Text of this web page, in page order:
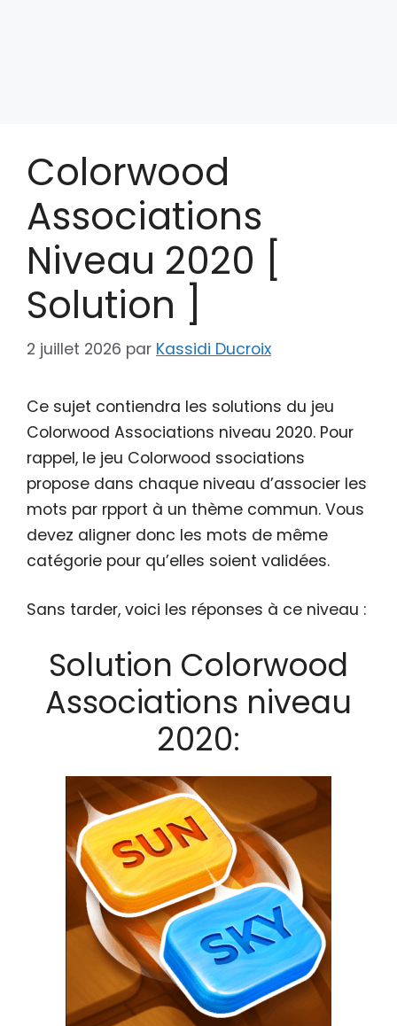
Colorwood
Associations
Niveau 2020 [
Solution ]
2 juillet 2026 par Kassidi Ducroix
Ce sujet contiendra les solutions du jeu
Colorwood Associations niveau 2020. Pour
rappel, le jeu Colorwood ssociations
propose dans chaque niveau d’associer les
mots par rpport à un thème commun. Vous
devez aligner donc les mots de même
catégorie pour qu’elles soient validées.
Sans tarder, voici les réponses à ce niveau :
Solution Colorwood
Associations niveau
2020: